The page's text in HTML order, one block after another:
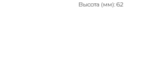
Высота (мм): 62